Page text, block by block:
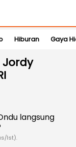
Hiburan Gaya
Jordy
Ist).